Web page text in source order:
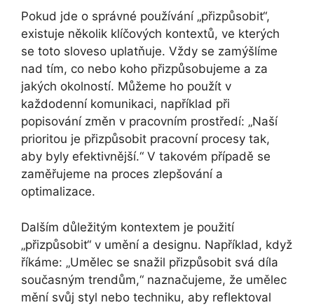
Pokud jde o správné používání „přizpůsobit“,
existuje několik klíčových kontextů, ve kterých
se toto sloveso uplatňuje. Vždy se zamýšlíme
nad tím, co nebo koho přizpůsobujeme a za
jakých okolností. Můžeme ho použít v
každodenní komunikaci, například při
popisování změn v pracovním prostředí: „Naší
prioritou je přizpůsobit pracovní procesy tak,
aby byly efektivnější.“ V takovém případě se
zaměřujeme na proces zlepšování a
optimalizace.
Dalším důležitým kontextem je použití
„přizpůsobit“ v umění a designu. Například, když
říkáme: „Umělec se snažil přizpůsobit svá díla
současným trendům,“ naznačujeme, že umělec
mění svůj styl nebo techniku, aby reflektoval